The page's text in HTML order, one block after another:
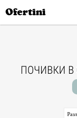
Ofertini
ПОЧИВКИ В